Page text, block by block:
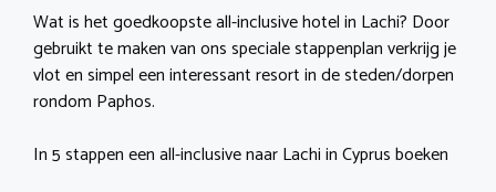
Wat is het goedkoopste all-inclusive hotel in Lachi? Door
gebruikt te maken van ons speciale stappenplan verkrijg je
vlot en simpel een interessant resort in de steden/dorpen
rondom Paphos.
In 5 stappen een all-inclusive naar Lachi in Cyprus boeken